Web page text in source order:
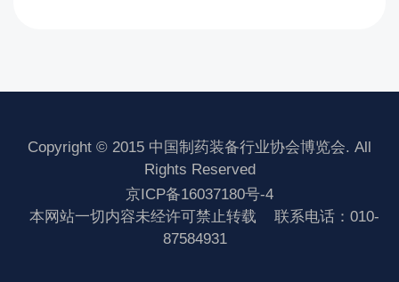
Copyright © 2015 中国制药装备行业协会博览会. All
Rights Reserved
京ICP备16037180号-4
本网站一切内容未经许可禁止转载
联系电话：010-
87584931